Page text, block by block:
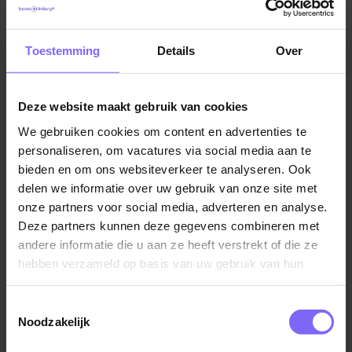
Toestemming Details Over
Deze website maakt gebruik van cookies
We gebruiken cookies om content en advertenties te
personaliseren, om vacatures via social media aan te
bieden en om ons websiteverkeer te analyseren. Ook
delen we informatie over uw gebruik van onze site met
onze partners voor social media, adverteren en analyse.
Deze partners kunnen deze gegevens combineren met
andere informatie die u aan ze heeft verstrekt of die ze
hebben verzameld op basis van uw gebruik van hun
Noodzakelijk
Heb je interesse? Ben je ervan overtuigd dat dit de
juiste baan voor jou is, upload dan je documenten.
Heb je nog vragen, neem dan contact op met onze
recruiter Charlotte Vasbinder op.
Vergelijkbare vacatures
Implementator Business & Change
Processen
St. Jans Gasthuis (SJG Weert)
Weert
Teammanager reporting, analyse &